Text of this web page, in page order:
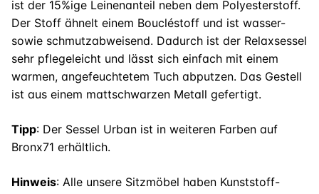
ist der 15%ige Leinenanteil neben dem Polyesterstoff.
Der Stoff ähnelt einem Boucléstoff und ist wasser-
sowie schmutzabweisend. Dadurch ist der Relaxsessel
sehr pflegeleicht und lässt sich einfach mit einem
warmen, angefeuchtetem Tuch abputzen. Das Gestell
ist aus einem mattschwarzen Metall gefertigt.
Tipp: Der Sessel Urban ist in weiteren Farben auf
Bronx71 erhältlich.
Hinweis: Alle unsere Sitzmöbel haben Kunststoff-